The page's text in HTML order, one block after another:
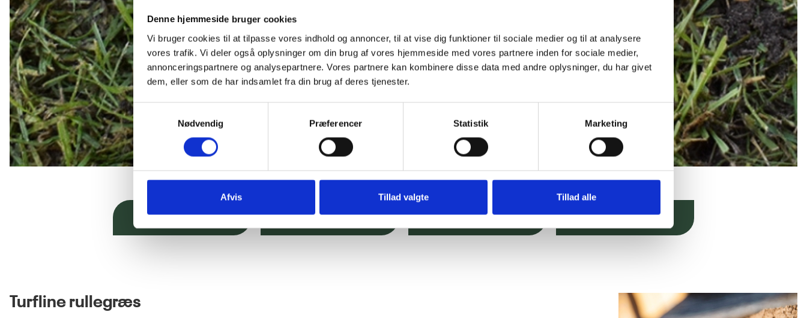
Denne hjemmeside bruger cookies
Vi bruger cookies til at tilpasse vores indhold og annoncer, til at vise dig funktioner til sociale medier og til at analysere
vores trafik. Vi deler også oplysninger om din brug af vores hjemmeside med vores partnere inden for sociale medier,
annonceringspartnere og analysepartnere. Vores partnere kan kombinere disse data med andre oplysninger, du har givet
dem, eller som de har indsamlet fra din brug af deres tjenester.
Samtykkevalg
Nødvendig
Præferencer Statistik Marketing
Afvis Tillad valgte Tillad alle
Forbered jorden Læg rullerne Vanding Se video af processen
Turfline rullegræs